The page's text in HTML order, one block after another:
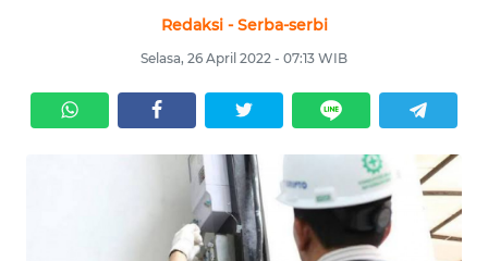
Redaksi - Serba-serbi
Selasa, 26 April 2022 - 07:13 WIB
SERBA-
SERBI